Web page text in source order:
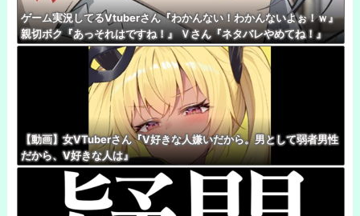
ゲーム実況してるVtuberさん『わかんない！わかんないよぉ！ｗ』
親切ボク『あっそれはですね！』 Ｖさん『ネタバレやめてね！』
【動画】女VTuberさん『V好きな人嫌いだから。男として弱者男性
だから、V好きな人は』